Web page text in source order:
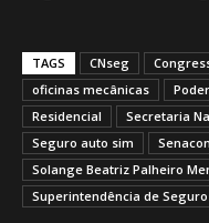
TAGS CNseg
oficinas mecânicas
Residencial
Secretaria
Seguro auto sim
Senacon
Solange Beatriz Palheiro
Superintendência de